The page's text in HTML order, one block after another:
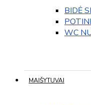
BIDĖ
WC
MAIŠYTUVAI